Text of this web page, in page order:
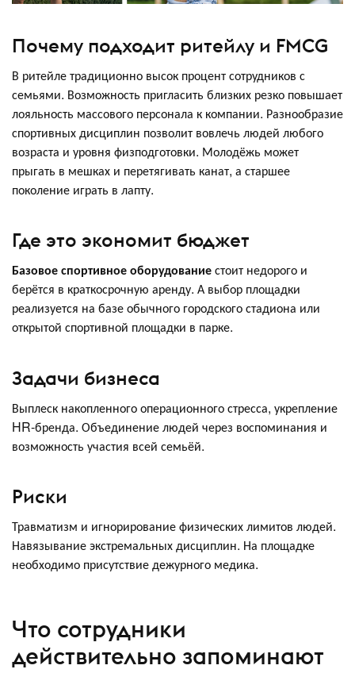
Почему подходит ритейлу и FMCG
В ритейле традиционно высок процент сотрудников с
семьями. Возможность пригласить близких резко повышает
лояльность массового персонала к компании. Разнообразие
спортивных дисциплин позволит вовлечь людей любого
возраста и уровня физподготовки. Молодёжь может
прыгать в мешках и перетягивать канат, а старшее
поколение играть в лапту.
Где это экономит бюджет
Базовое спортивное оборудованиестоит недорого и
берётся в краткосрочную аренду. А выбор площадки
реализуется на базе обычного городского стадиона или
открытой спортивной площадки в парке.
Задачи бизнеса
Выплеск накопленного операционного стресса, укрепление
HR-бренда. Объединение людей через воспоминания и
возможность участия всей семьёй.
Риски
Травматизм и игнорирование физических лимитов людей.
Навязывание экстремальных дисциплин. На площадке
необходимо присутствие дежурного медика.
Что сотрудники
действительно запоминают